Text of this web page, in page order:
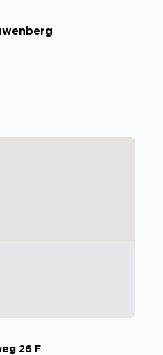
26 F